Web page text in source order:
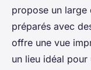
propose un large
préparés avec
offre une vue
un lieu idéal pour